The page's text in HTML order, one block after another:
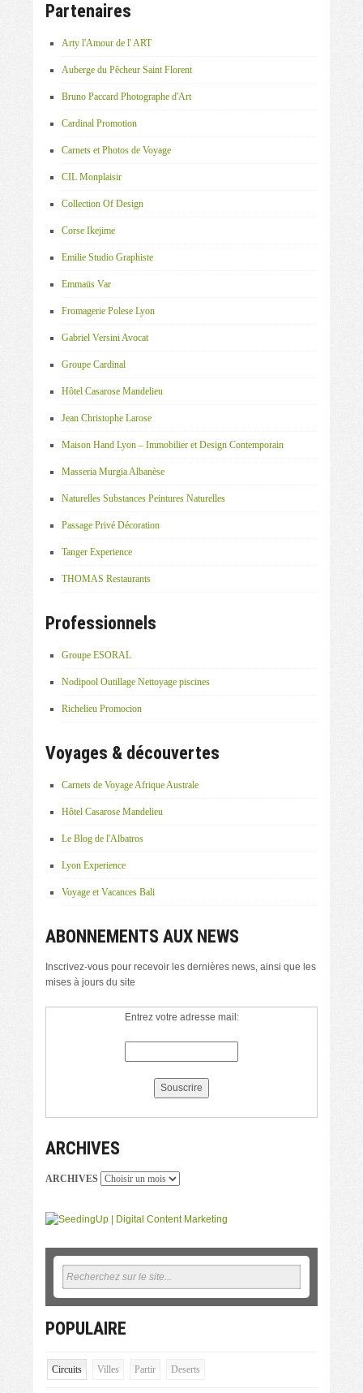
Partenaires
Arty l'Amour de l' ART
Auberge du Pêcheur Saint Florent
Bruno Paccard Photographe d'Art
Cardinal Promotion
Carnets et Photos de Voyage
CIL Monplaisir
Collection Of Design
Corse Ikejime
Emilie Studio Graphiste
Emmaüs Var
Fromagerie Polese Lyon
Gabriel Versini Avocat
Groupe Cardinal
Hôtel Casarose Mandelieu
Jean Christophe Larose
Maison Hand Lyon – Immobilier et Design Contemporain
Masseria Murgia Albanèse
Naturelles Substances Peintures Naturelles
Passage Privé Décoration
Tanger Experience
THOMAS Restaurants
Professionnels
Groupe ESORAL
Nodipool Outillage Nettoyage piscines
Richelieu Promocion
Voyages & découvertes
Carnets de Voyage Afrique Australe
Hôtel Casarose Mandelieu
Le Blog de l'Albatros
Lyon Experience
Voyage et Vacances Bali
ABONNEMENTS AUX NEWS
Inscrivez-vous pour recevoir les dernières news, ainsi que les
mises à jours du site
Entrez votre adresse mail:
ARCHIVES
ARCHIVES
POPULAIRE
Circuits Villes Partir Deserts